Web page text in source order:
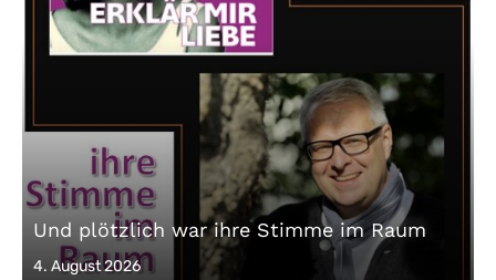
Und plötzlich war ihre Stimme im Raum
Posted
4. August 2026